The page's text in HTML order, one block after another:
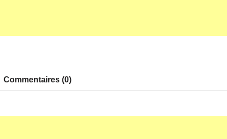
Commentaires (0)